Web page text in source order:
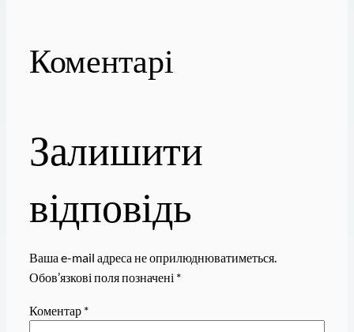
Коментарі
Залишити
відповідь
Ваша e-mail адреса не оприлюднюватиметься.
Обов’язкові поля позначені *
Коментар *